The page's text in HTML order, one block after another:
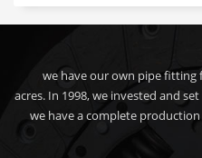
we have our own pipe fitting
acres. In 1998, we invested and
we have a complete